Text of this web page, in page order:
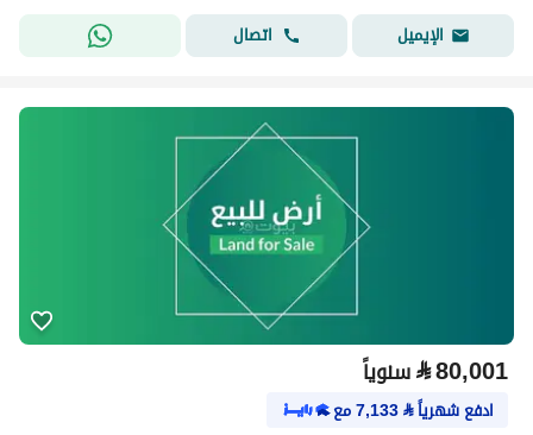
الإيميل
اتصال
⃁80,001 سنوياً
ادفع شهرياً⃁
7,133مع